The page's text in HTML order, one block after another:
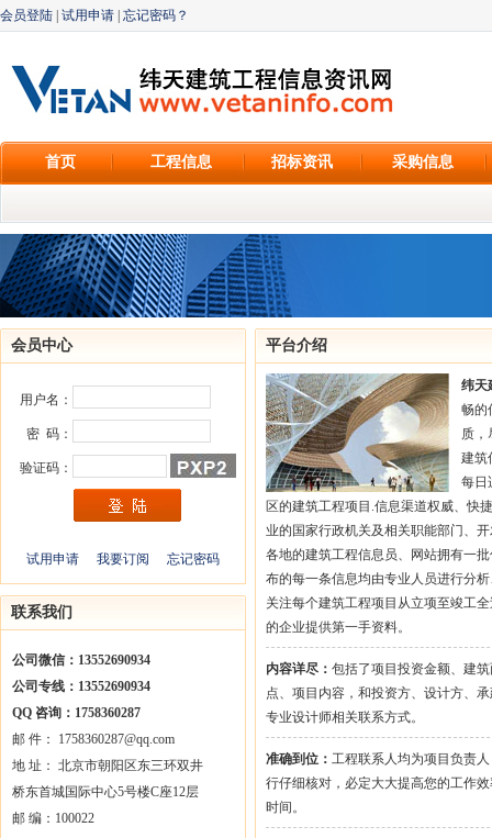
会员登陆 试用申请 忘记密码？
首页 工程信息 招标资讯 采购信息
会员中心
用户名：
密 码：
验证码：
试用申请 我要订阅 忘记密码
联系我们
公司微信：13552690934
公司专线：13552690934
QQ 咨询：1758360287
邮 件： 1758360287@qq.com
地 址： 北京市朝阳区东三环双井
桥东首城国际中心5号楼C座12层
邮 编：100022
平台介绍
纬天
畅的
质，
建筑
每日
区的建筑工程项目.信息渠道权威、快
业的国家行政机关及相关职能部门、
各地的建筑工程信息员、网站拥有一
布的每一条信息均由专业人员进行分
关注每个建筑工程项目从立项至竣工
的企业提供第一手资料。
内容详尽： 包括了项目投资金额、建
点、项目内容，和投资方、设计方、
专业设计师相关联系方式。
准确到位： 工程联系人均为项目负责
行仔细核对，必定大大提高您的工作
时间。